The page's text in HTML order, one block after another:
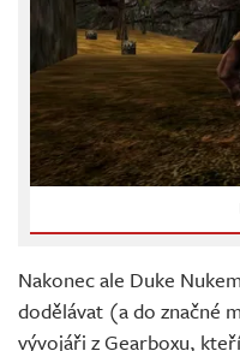
Nakonec ale Duke
dodělávat (a do značné
vývojáři z Gearboxu,